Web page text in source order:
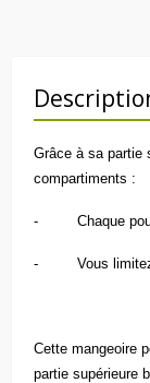
Grâce à sa partie
compartiments :
- Chaque poule
- Vous limitez
Cette mangeoire
partie supérieure